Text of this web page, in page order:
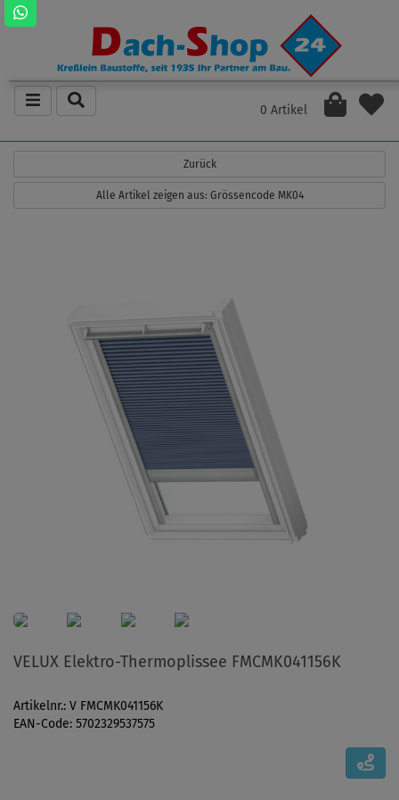
0 Artikel
Zurück
Alle Artikel zeigen aus: Grössencode MK04
VELUX Elektro-Thermoplissee FMCMK041156K
Artikelnr.: V FMCMK041156K
EAN-Code: 5702329537575